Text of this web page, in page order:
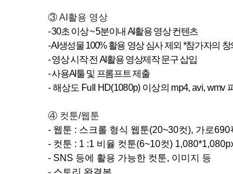
③ AI활용 영상
- 30초 이상~ 5분이내 AI활용 영상 컨텐츠
- AI생성물100%활용 영상 심사 제외 *참가자의 창
- 영상 시작 전 AI활용 영상제작 문구 삽입
- 사용AI툴 및 프롬프트 제출
- 해상도 Full HD(1080p) 이상의 mp4, avi, wmv
④ 컷툰/웹툰
- ​웹툰 : 스크롤 형식 웹툰(20~30컷), 가로690
- ​컷툰 : 1 :1 비율 컷툰(6~10컷)
- ​SNS 등에 활용 가능한 컷툰, 이미지 등
- 스토리 완결본